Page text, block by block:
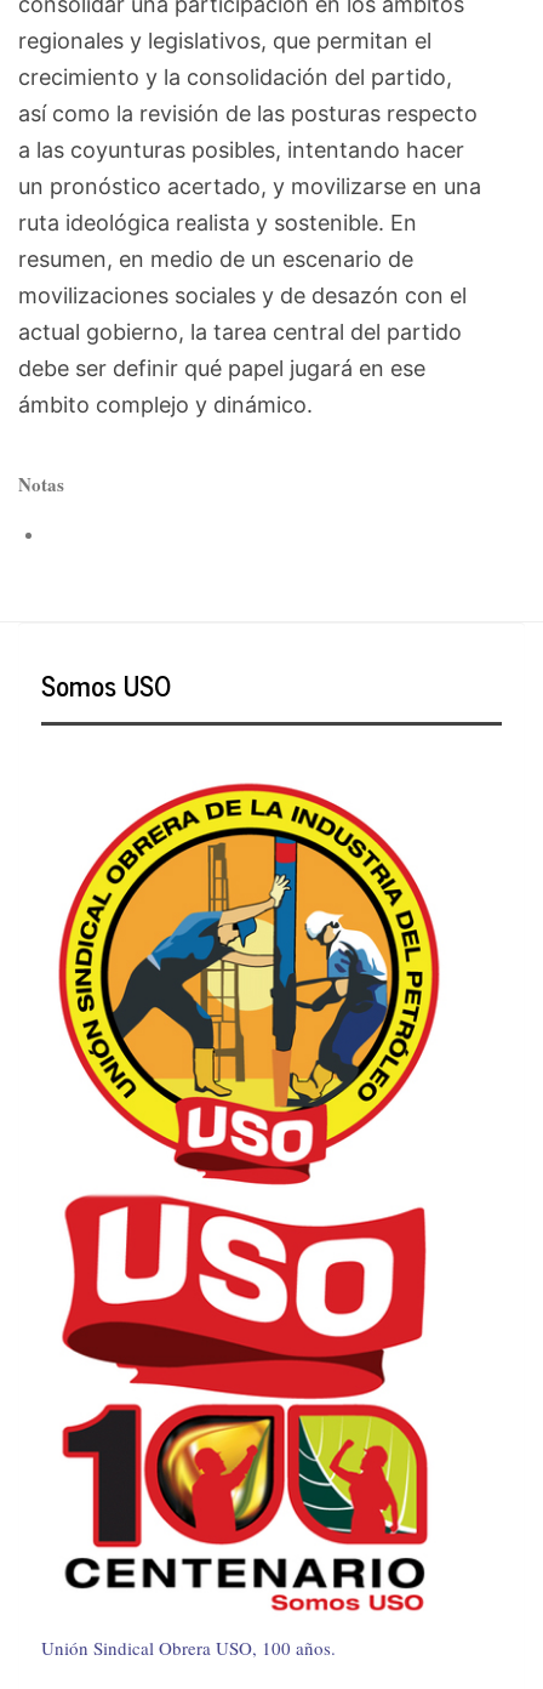
regionales y legislativos, que permitan el
crecimiento y la consolidación del partido,
así como la revisión de las posturas respecto
a las coyunturas posibles, intentando hacer
un pronóstico acertado, y movilizarse en una
ruta ideológica realista y sostenible. En
resumen, en medio de un escenario de
movilizaciones sociales y de desazón con el
actual gobierno, la tarea central del partido
debe ser definir qué papel jugará en ese
ámbito complejo y dinámico.
Notas
Somos USO
Unión Sindical Obrera USO, 100 años.